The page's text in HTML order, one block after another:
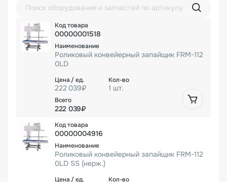
00000001518
Роликовый конвейерный запайщик FRM-112
0LD
222 039₽ 1 шт.
222 039₽
00000004916
Роликовый конвейерный запайщик FRM-112
0LD SS (нерж.)